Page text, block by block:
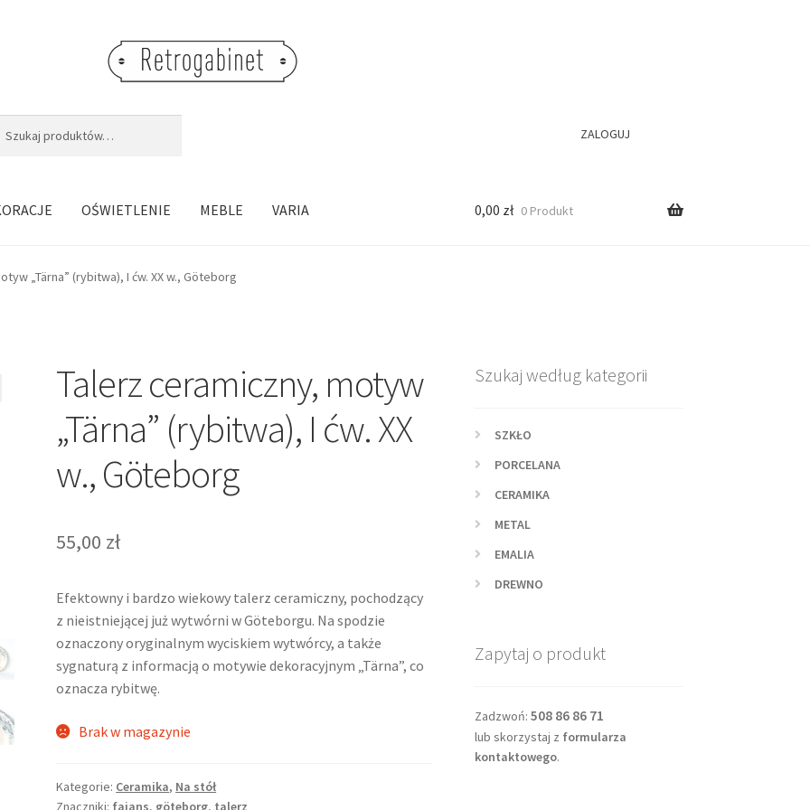
ZALOGUJ
OŚWIETLENIE MEBLE VARIA 0,00 zł 0 Produkt
„Tärna” (rybitwa), I ćw. XX w., Göteborg
Talerz ceramiczny, motyw
„Tärna” (rybitwa), I ćw. XX
w., Göteborg
55,00 zł
Efektowny i bardzo wiekowy talerz ceramiczny, pochodzący
z nieistniejącej już wytwórni w Göteborgu. Na spodzie
oznaczony oryginalnym wyciskiem wytwórcy, a także
sygnaturą z informacją o motywie dekoracyjnym „Tärna”, co
oznacza rybitwę.
Brak w magazynie
Kategorie: Ceramika, Na stół
Znaczniki: fajans, göteborg, talerz
Szukaj według kategorii
SZKŁO
PORCELANA
CERAMIKA
METAL
EMALIA
DREWNO
Zapytaj o produkt
Zadzwoń: 508 86 86 71
lub skorzystaj z formularza
kontaktowego.